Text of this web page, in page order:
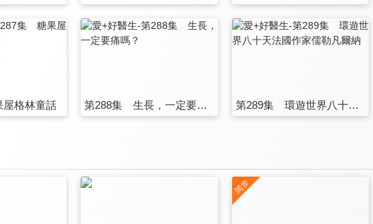
格林童話 第288集 生長，一定要痛嗎？ 第289集 環遊世界八十天法國作家儒勒凡爾納